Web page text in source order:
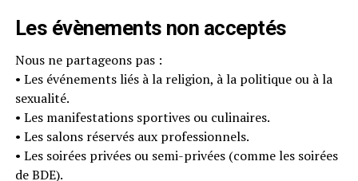
Les évènements non acceptés
Nous ne partageons pas :
• Les événements liés à la religion, à la politique ou à la
sexualité.
• Les manifestations sportives ou culinaires.
• Les salons réservés aux professionnels.
• Les soirées privées ou semi-privées (comme les soirées
de BDE).